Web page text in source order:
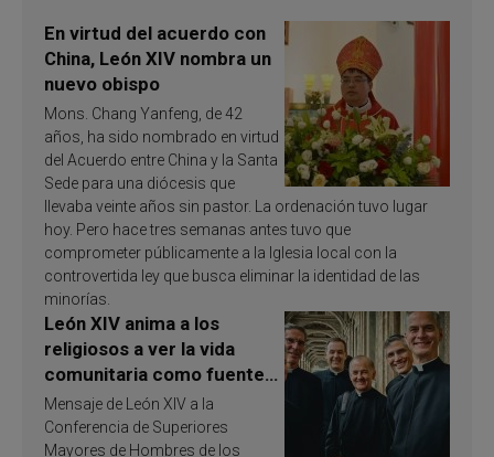
En virtud del acuerdo con
China, León XIV nombra un
nuevo obispo
Mons. Chang Yanfeng, de 42
años, ha sido nombrado en virtud
del Acuerdo entre China y la Santa
Sede para una diócesis que
llevaba veinte años sin pastor. La ordenación tuvo lugar
hoy. Pero hace tres semanas antes tuvo que
comprometer públicamente a la Iglesia local con la
controvertida ley que busca eliminar la identidad de las
minorías.
León XIV anima a los
religiosos a ver la vida
comunitaria como fuente
de inspiración y
santificación
Mensaje de León XIV a la
Conferencia de Superiores
Mayores de Hombres de los